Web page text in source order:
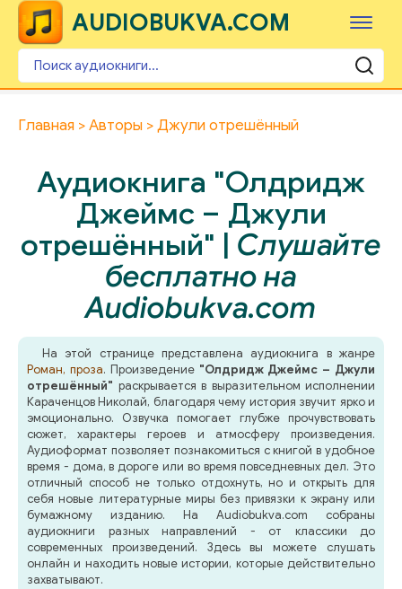
AUDIOBUKVA.COM
Главная Авторы Джули отрешённый
Аудиокнига "Олдридж
Джеймс – Джули
отрешённый" | Слушайте
бесплатно на
Audiobukva.com
На этой странице представлена аудиокнига в жанре
Роман, проза. Произведение "Олдридж Джеймс – Джули
отрешённый" раскрывается в выразительном исполнении
Караченцов Николай, благодаря чему история звучит ярко и
эмоционально. Озвучка помогает глубже прочувствовать
сюжет, характеры героев и атмосферу произведения.
Аудиоформат позволяет познакомиться с книгой в удобное
время - дома, в дороге или во время повседневных дел. Это
отличный способ не только отдохнуть, но и открыть для
себя новые литературные миры без привязки к экрану или
бумажному изданию. На Audiobukva.com собраны
аудиокниги разных направлений - от классики до
современных произведений. Здесь вы можете слушать
онлайн и находить новые истории, которые действительно
захватывают.